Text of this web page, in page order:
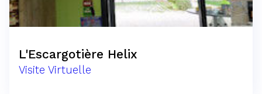
L'Escargotière Helix
Visite Virtuelle